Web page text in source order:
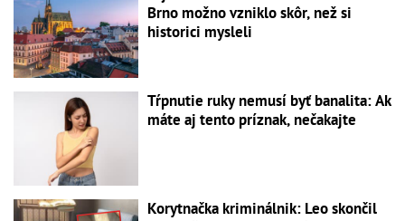
Brno možno vzniklo skôr, než si
historici mysleli
Tŕpnutie ruky nemusí byť banalita: Ak
máte aj tento príznak, nečakajte
Korytnačka kriminálnik: Leo skončil